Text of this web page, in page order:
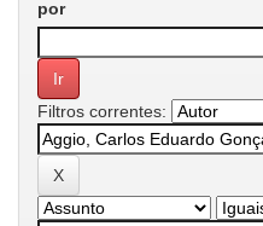
por
Filtros correntes: